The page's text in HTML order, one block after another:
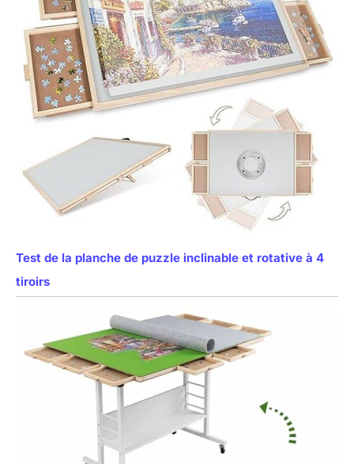
Test de la planche de puzzle inclinable et rotative à 4
tiroirs